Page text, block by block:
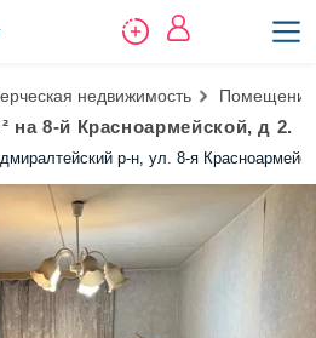
недвижимость Помещение
на 8-й Красноармейской, д 2.
р-н, ул. 8-я